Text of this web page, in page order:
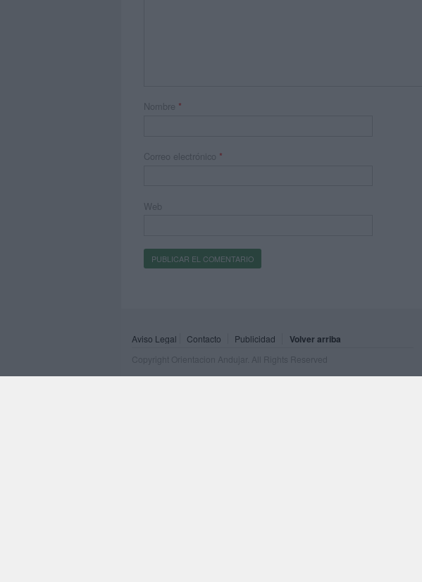
Nombre *
Correo electrónico *
Web
Aviso Legal Contacto Publicidad Volver arriba